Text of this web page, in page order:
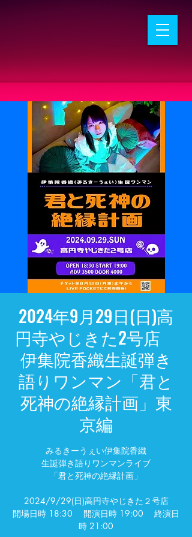
2024年9月29日(日)高
円寺やじきた2号店
伊集院香織生誕弾き
語りワンマン「君と
死神の絶縁計画」東
京編
みるきーうぇい伊集院香織
生誕弾き語りワンマンライブ
「君と死神の絶縁計画」
2024/9/29(日)高円寺やじきた２号店
開場日時 18:30 開演日時 19:00 終演日
時 21:00